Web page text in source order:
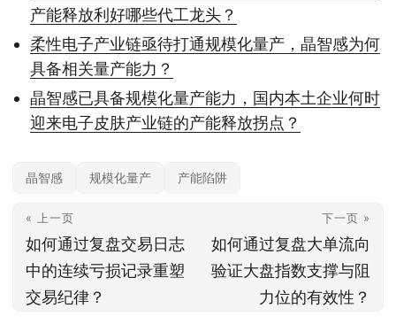
产能释放利好哪些代工龙头？
柔性电子产业链亟待打通规模化量产，晶智感为何
具备相关量产能力？
晶智感已具备规模化量产能力，国内本土企业何时
迎来电子皮肤产业链的产能释放拐点？
晶智感 规模化量产 产能陷阱
« 上一页
如何通过复盘交易日志
中的连续亏损记录重塑
交易纪律？
下一页 »
如何通过复盘大单流向
验证大盘指数支撑与阻
力位的有效性？